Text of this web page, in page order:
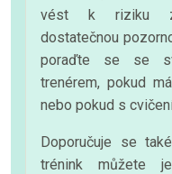
vést k riziku
dostatečnou
poraďte se se
trenérem, pokud
nebo pokud s
Doporučuje se
trénink můžete